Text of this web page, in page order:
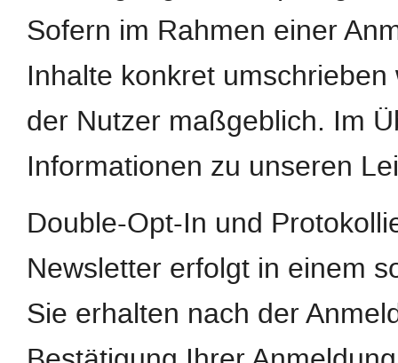
Sofern im Rahmen einer
Inhalte konkret
der Nutzer maßgeblich. Im
Informationen zu unseren
Double-Opt-In und
Newsletter erfolgt in einem
Sie erhalten nach der